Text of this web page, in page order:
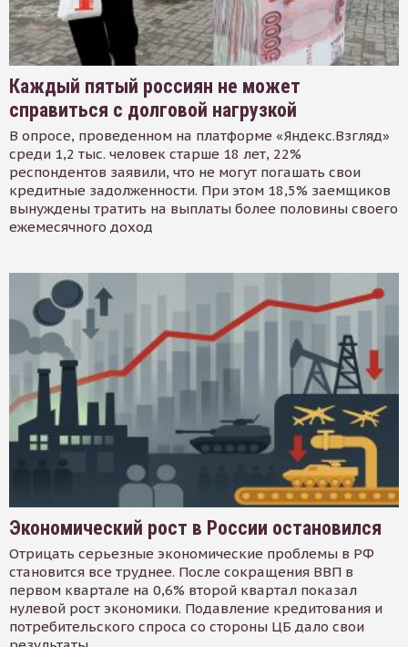
Каждый пятый россиян не может
справиться с долговой нагрузкой
В опросе, проведенном на платформе «Яндекс.Взгляд»
среди 1,2 тыс. человек старше 18 лет, 22%
респондентов заявили, что не могут погашать свои
кредитные задолженности. При этом 18,5% заемщиков
вынуждены тратить на выплаты более половины своего
ежемесячного доход
Экономический рост в России остановился
Отрицать серьезные экономические проблемы в РФ
становится все труднее. После сокращения ВВП в
первом квартале на 0,6% второй квартал показал
нулевой рост экономики. Подавление кредитования и
потребительского спроса со стороны ЦБ дало свои